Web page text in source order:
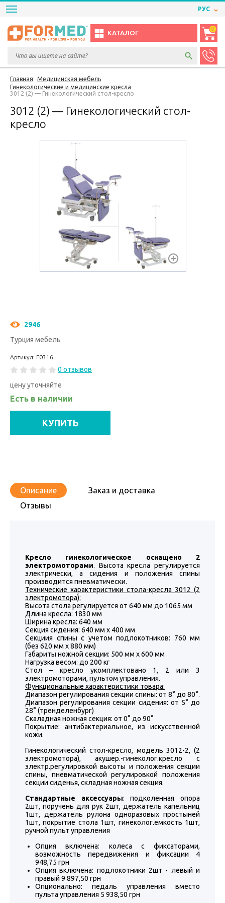
РУС
КАТАЛОГ
0
Главная
Медицинская мебель
Гинекологические и медицинские кресла
3012 (2) — Гинекологический стол-кресло
3012 (2) — Гинекологический стол-
кресло
2946
Турция мебель
Артикул: F0316
0 отзывов
цену уточняйте
Есть в наличии
КУПИТЬ
Описание
Заказ и доставка
Отзывы
Кресло гинекологическое оснащено 2
электромоторами. Высота кресла регулируется
электрически, а сидения и положения спины
производится пневматически.
Технические характеристики стола-кресла 3012 (2
электромотора):
Высота стола регулируется от 640 мм до 1065 мм
Длина кресла: 1830 мм
Ширина кресла: 640 мм
Секция сидения: 640 мм x 400 мм
Секциия спины с учетом подлокотников: 760 мм
(без 620 мм x 880 мм)
Габариты ножной секции: 500 мм x 600 мм
Нагрузка весом: до 200 кг
Стол – кресло укомплектовано 1, 2 или 3
электромоторами, пультом управления.
Функциональные характеристики товара:
Диапазон регулирования секции спины: от 8° до 80°.
Диапазон регулирования секции сидения: от 5° до
28° (тренделенбург)
Скаладная ножная секция: от 0° до 90°
Покрытие: антибактериальное, из искусственной
кожи.
Гинекологический стол-кресло, модель 3012-2, (2
электромотора), акушер.-гинеколог.кресло с
электр.регулировкой высоты и положения секции
спины, пневматической регулировкой положения
секции сиденья, складная ножная секция.
Стандартные аксессуары: подколенная опора
2шт, поручень для рук 2шт, держатель капельниц
1шт, держатель рулона одноразовых простыней
1шт, покрытие стола 1шт, гинеколог.емкость 1шт,
ручной пульт управления
Опция включена: колеса с фиксаторами,
возможность передвижения и фиксации 4
948,75 грн
Опция включена: подлокотники 2шт - левый и
правый 9 897,50 грн
Опционально: педаль управления вместо
пульта управления 5 938,50 грн